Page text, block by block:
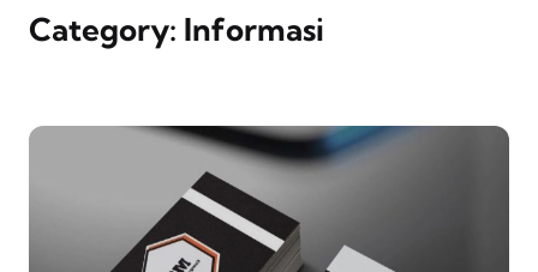
Category: Informasi